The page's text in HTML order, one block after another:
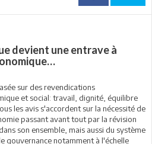
devient une entrave à
sur des revendications
et social: travail, dignité, équilibre
les avis s'accordent sur la nécessité de
passant avant tout par la révision
son ensemble, mais aussi du système
gouvernance notamment à l'échelle